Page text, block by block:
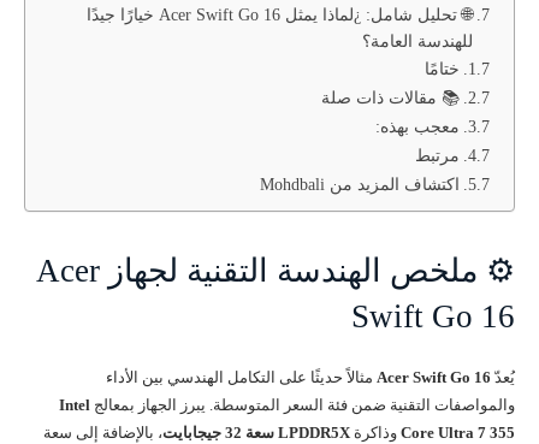
🌐 تحليل شامل: ¿لماذا يمثل Acer Swift Go 16 خيارًا جيدًا
للهندسة العامة؟
ختامًا
📚 مقالات ذات صلة
معجب بهذه:
مرتبط
اكتشاف المزيد من Mohdbali
⚙️ ملخص الهندسة التقنية لجهاز Acer
Swift Go 16
يُعدّ Acer Swift Go 16 مثالاً حديثًا على التكامل الهندسي بين الأداء
والمواصفات التقنية ضمن فئة السعر المتوسطة. يبرز الجهاز بمعالج Intel
Core Ultra 7 355 وذاكرةLPDDR5X سعة 32 جيجابايت
، بالإضافة إلى سعة